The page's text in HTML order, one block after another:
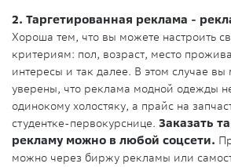
2. Таргетированная реклама -
Хороша тем, что вы можете настроить
критериям: пол, возраст, место
интересы и так далее. В этом случае вы
уверены, что реклама модной одежды
одинокому холостяку, а прайс на
студентке-первокурснице. Заказать
рекламу можно в любой соцсети.
можно через биржу рекламы или